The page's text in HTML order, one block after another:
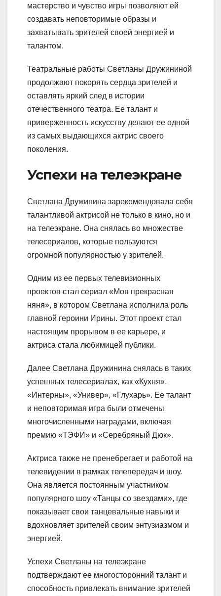
мастерство и чувство игры позволяют ей
создавать неповторимые образы и
захватывать зрителей своей энергией и
талантом.
Театральные работы Светланы Дружининой
продолжают покорять сердца зрителей и
оставлять яркий след в истории
отечественного театра. Ее талант и
приверженность искусству делают ее одной
из самых выдающихся актрис своего
поколения.
Успехи на телеэкране
Светлана Дружинина зарекомендовала себя
талантливой актрисой не только в кино, но и
на телеэкране. Она снялась во множестве
телесериалов, которые пользуются
огромной популярностью у зрителей.
Одним из ее первых телевизионных
проектов стал сериал «Моя прекрасная
няня», в котором Светлана исполнила роль
главной героини Ирины. Этот проект стал
настоящим прорывом в ее карьере, и
актриса стала любимицей публики.
Далее Светлана Дружинина снялась в таких
успешных телесериалах, как «Кухня»,
«Интерны», «Универ», «Глухарь». Ее талант
и неповторимая игра были отмечены
многочисленными наградами, включая
премию «ТЭФИ» и «Серебряный Дюк».
Актриса также не пренебрегает и работой на
телевидении в рамках телепередач и шоу.
Она является постоянным участником
популярного шоу «Танцы со звездами», где
показывает свои танцевальные навыки и
вдохновляет зрителей своим энтузиазмом и
энергией.
Успехи Светланы на телеэкране
подтверждают ее многосторонний талант и
способность привлекать внимание зрителей